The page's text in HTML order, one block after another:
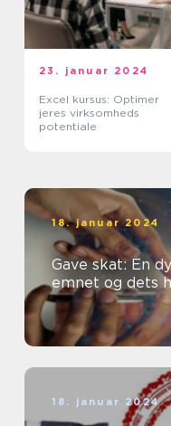
23. januar 2024
Excel kursus: Optimer
jeres virksomheds
potentiale
18. januar 2024
Gave skat: En
emnet og dets
18. januar 2024